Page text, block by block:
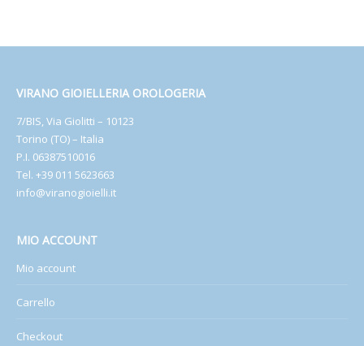
VIRANO GIOIELLERIA OROLOGERIA
7/BIS, Via Giolitti – 10123
Torino (TO) – Italia
P.I. 06387510016
Tel. +39 011 5623663
info@viranogioielli.it
MIO ACCOUNT
Mio account
Carrello
Checkout